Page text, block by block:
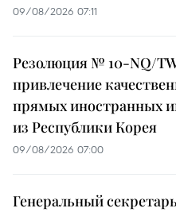
09/08/2026 07:11
Резолюция № 10-NQ/
привлечение
прямых иностранных
из Республики Корея
09/08/2026 07:00
Генеральный